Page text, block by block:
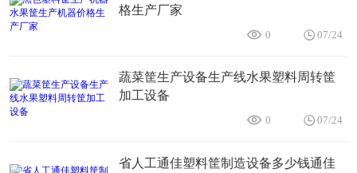
格生产厂家
0 07/24
蔬菜筐生产设备生产线水果塑料周转筐
加工设备
0 07/24
省人工通佳塑料筐制造设备多少钱通佳